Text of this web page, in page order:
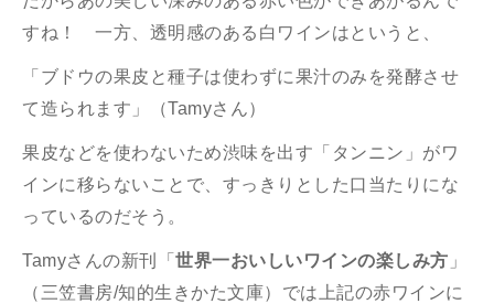
すね！ 一方、透明感のある白ワインはというと、
「ブドウの果皮と種子は使わずに果汁のみを発酵させ
て造られます」（Tamyさん）
果皮などを使わないため渋味を出す「タンニン」がワ
インに移らないことで、すっきりとした口当たりにな
っているのだそう。
Tamyさんの新刊「 世界一おいしいワインの楽しみ方 」
（三笠書房/知的生きかた文庫）では上記の赤ワインに